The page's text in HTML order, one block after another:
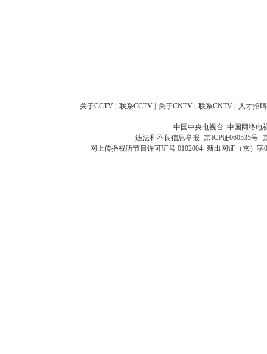
关于CCTV | 联系CCTV | 关于CNTV | 联系CNTV | 人才招聘
中国中央电视台 中国网络电
违法和不良信息举报 京ICP证060535号
网上传播视听节目许可证号 0102004 新出网证（京）